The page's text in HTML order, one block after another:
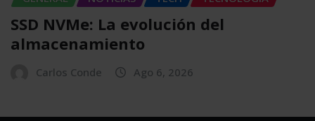
SSD NVMe: La evolución del
almacenamiento
Carlos Conde Ago 6, 2026